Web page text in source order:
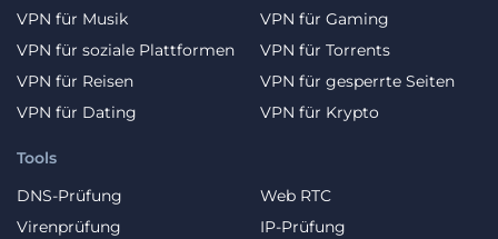
VPN für Musik
VPN für Gaming
VPN für soziale Plattformen
VPN für Torrents
VPN für Reisen
VPN für gesperrte Seiten
VPN für Dating
VPN für Krypto
Tools
DNS-Prüfung
Web RTC
Virenprüfung
IP-Prüfung